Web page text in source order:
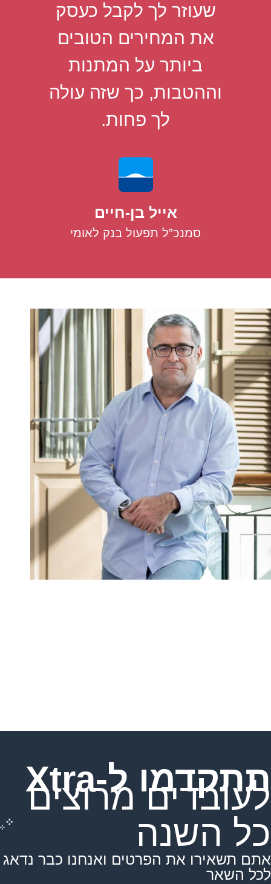
שעוזר לך לקבל כעסק
את המחירים הטובים
ביותר על המתנות
וההטבות, כך שזה עולה
לך פחות.
אייל בן-חיים
סמנכ”ל תפעול בנק לאומי
תתקדמו ל-Xtra
לעובדים מרוצים
כל השנה
אתם תשאירו את הפרטים ואנחנו כבר נדאג
לכל השאר